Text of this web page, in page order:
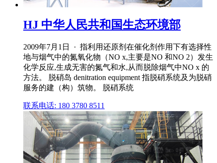
HJ 中华人民共和国生态环境部
2009年7月1日 · 指利用还原剂在催化剂作用下有选择性
地与烟气中的氮氧化物（NO x,主要是NO 和NO 2）发生
化学反应,生成无害的氮气和水,从而脱除烟气中NO x 的
方法。 脱硝岛 denitration equipment 指脱硝系统及为脱硝
服务的建（构）筑物。 脱硝系统
联系电话: 180 3780 8511